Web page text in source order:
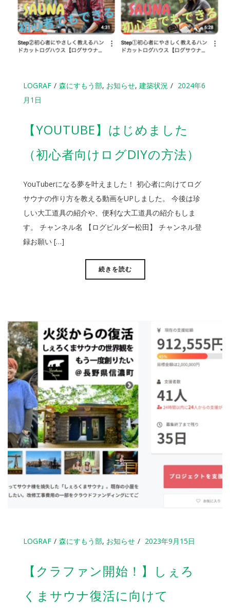
LOGRAF 森にすもう部, お知らせ, 建築状況
2024年6
月1日
【YOUTUBE】はじめました
（初心者向けログDIYの方法）
YouTuberになる夢を叶えました！ 初心者に向けてログ
サウナの作り方を教える動画をUPしました。 今後は珍
しい大工道具の紹介や、便利な大工道具の紹介もしま
す。 チャンネル名 【ログビルダー松田】 チャンネル登
録お願い […]
続きを読む
LOGRAF 森にすもう部, お知らせ 2023年9月15日
【クラファン開始！】しぇろ
くまサウナ復活に向けて